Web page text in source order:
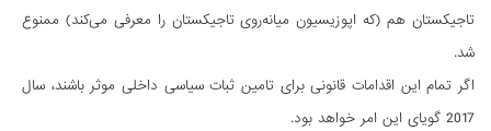
تاجیکستان هم (که اپوزیسیون میانه‌روی تاجیکستان را معرفی می‌کند) ممنوع
شد.
اگر تمام این اقدامات قانونی برای تامین ثبات سیاسی داخلی موثر باشند، سال
2017 گویای این امر خواهد بود.